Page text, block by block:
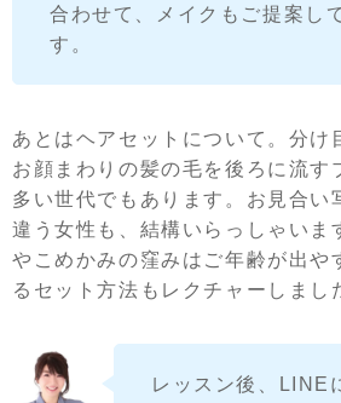
合わせて、メイクもご提案し
す。
あとはヘアセットについて。分け
お顔まわりの髪の毛を後ろに流す
多い世代でもあります。お見合い
違う女性も、結構いらっしゃいま
やこめかみの窪みはご年齢が出や
るセット方法もレクチャーしまし
レッスン後、LINE